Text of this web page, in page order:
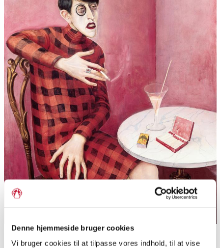
Denne hjemmeside bruger cookies
Vi bruger cookies til at tilpasse vores indhold, til at vise
Dix sagde, at maleriet ikke beskæftiger sig med en kvindes
ydre skønhed, men snarere med hendes psykologiske